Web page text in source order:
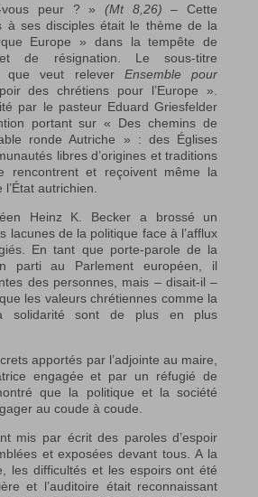
vous peur ? »(Mt 8,26) – Cette
à ses disciples était le thème de la
Europe » dans la tempête de
et de résignation. Le sous-titre
que veut relever Ensemble pour
des chrétiens pour l’Europe ».
par le pasteur Eduard Griesfelder
portant sur « Des chemins de
ronde Autriche » : des Églises
libres d’origines et traditions
rencontrent et reçoivent même la
autrichien.
Heinz K. Becker a brossé un
lacunes de la politique face à l’afflux
En tant que porte-parole de la
parti au Parlement européen, il
des personnes, mais – disait-il –
les valeurs chrétiennes comme la
solidarité sont de plus en plus
apportés par l’adjointe au maire,
engagée et par un réfugié de
que la politique et la société
au coude à coude.
mis par écrit des paroles d’espoir
et exposées devant tous. A la
les difficultés et les espoirs ont été
et l’auditoire était reconnaissant